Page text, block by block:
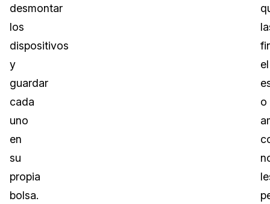
desmontar
los
dispositivos
y
guardar
cada
uno
en
su
propia
bolsa.
el
o